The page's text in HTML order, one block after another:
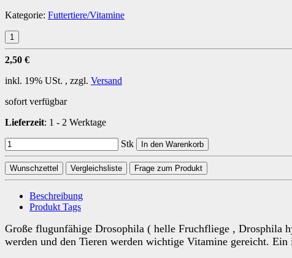
Kategorie: Futtertiere/Vitamine
2,50 €
inkl. 19% USt. , zzgl. Versand
sofort verfügbar
Lieferzeit: 1 - 2 Werktage
Stk In den Warenkorb
Wunschzettel Vergleichsliste Frage zum Produkt
Beschreibung
Produkt Tags
Große flugunfähige Drosophila ( helle Fruchfliege , Drosphila
werden und den Tieren werden wichtige Vitamine gereicht.